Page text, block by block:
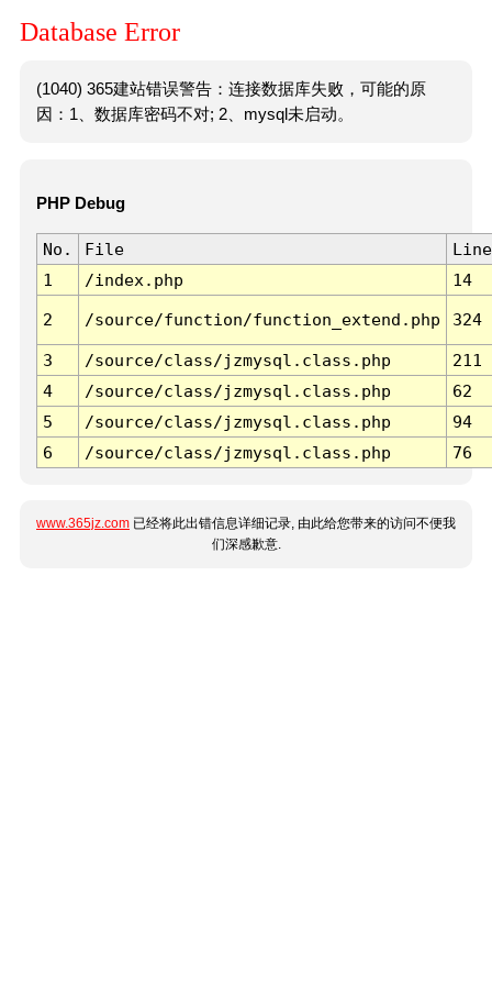
Database Error
(1040) 365建站错误警告：连接数据库失败，可能的原
因：1、数据库密码不对; 2、mysql未启动。
PHP Debug
No. File
Line
1
/index.php 14
2 /source/function/function_extend.php 324
3 /source/class/jzmysql.class.php
211
4
/source/class/jzmysql.class.php
62
5
/source/class/jzmysql.class.php
94
6
/source/class/jzmysql.class.php 76
www.365jz.com 已经将此出错信息详细记录, 由此给您带来的访问不便我
们深感歉意.